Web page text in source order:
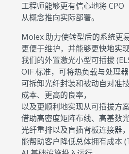
工程师能够更有信心地将 CPO
从概念推向实际部署。
Molex 助力使转型后的系统更易
更便于维护，并能够更快地实
我们的外置激光小型可插拔
OIF 标准，可将热负载与处理器
可拆卸光纤封装和被动自对准
成本、更高的良率，
以及更顺利地实现从可插拔方案
借助高密度矩阵布线、高基数
光纤重排以及盲插背板连接器
能帮助客户降低总体拥有成本